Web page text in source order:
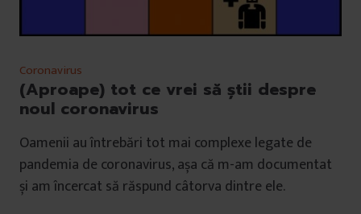
Coronavirus
(Aproape) tot ce vrei să știi despre
noul coronavirus
Oamenii au întrebări tot mai complexe legate de
pandemia de coronavirus, așa că m-am documentat
și am încercat să răspund câtorva dintre ele.